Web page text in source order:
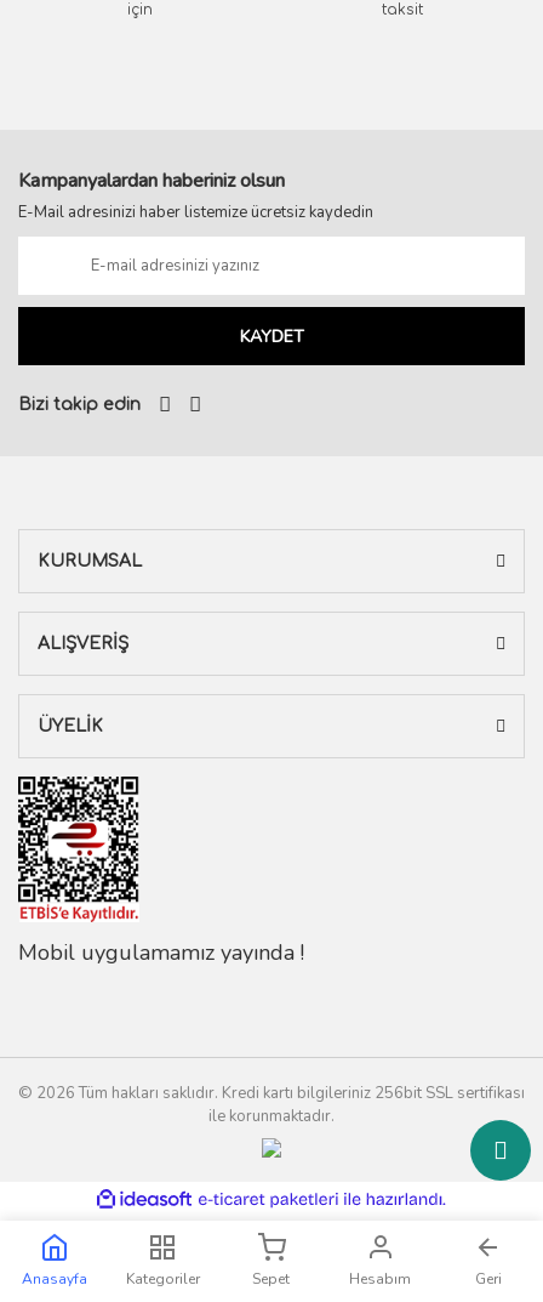
Anasayfa Kategoriler Sepet Hesabım Geri
için
taksit
Kampanyalardan haberiniz olsun
E-Mail adresinizi haber listemize ücretsiz kaydedin
KAYDET
Bizi takip edin
KURUMSAL
ALIŞVERİŞ
ÜYELİK
Mobil uygulamamız yayında !
© 2026 Tüm hakları saklıdır. Kredi kartı bilgileriniz 256bit SSL sertifikası
ile korunmaktadır.
ideasoft
e-
paketleri